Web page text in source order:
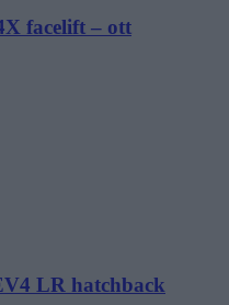
facelift – ott
LR hatchback